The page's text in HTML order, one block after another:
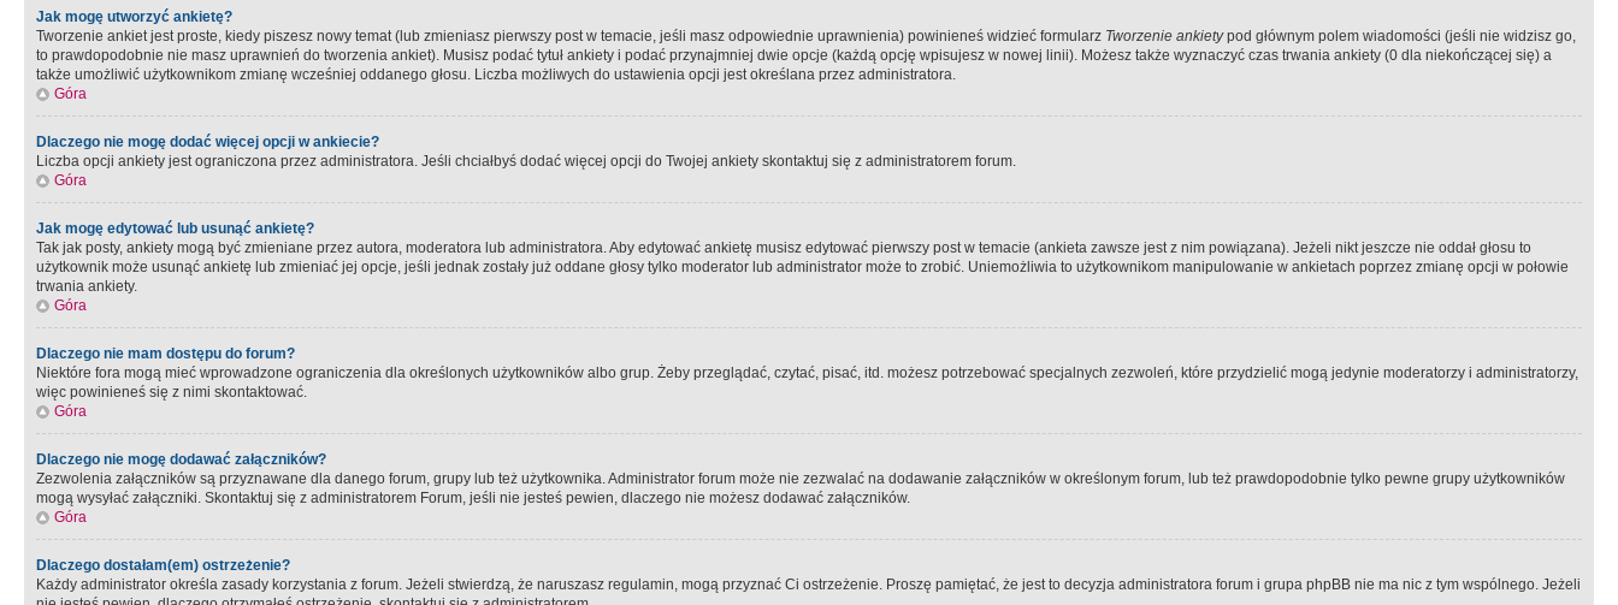
Jak mogę utworzyć ankietę?
Tworzenie ankiet jest proste, kiedy piszesz nowy temat (lub zmieniasz pierwszy post w temacie, jeśli masz odpowiednie uprawnienia) powinieneś widzieć formularz Tworzenie ankietypod głównym polem wiadomości (jeśli nie widzisz go,
to prawdopodobnie nie masz uprawnień do tworzenia ankiet). Musisz podać tytuł ankiety i podać przynajmniej dwie opcje (każdą opcję wpisujesz w nowej linii). Możesz także wyznaczyć czas trwania ankiety (0 dla niekończącej się) a
także umożliwić użytkownikom zmianę wcześniej oddanego głosu. Liczba możliwych do ustawienia opcji jest określana przez administratora.
Góra
Dlaczego nie mogę dodać więcej opcji w ankiecie?
Liczba opcji ankiety jest ograniczona przez administratora. Jeśli chciałbyś dodać więcej opcji do Twojej ankiety skontaktuj się z administratorem forum.
Góra
Jak mogę edytować lub usunąć ankietę?
Tak jak posty, ankiety mogą być zmieniane przez autora, moderatora lub administratora. Aby edytować ankietę musisz edytować pierwszy post w temacie (ankieta zawsze jest z nim powiązana). Jeżeli nikt jeszcze nie oddał głosu to
użytkownik może usunąć ankietę lub zmieniać jej opcje, jeśli jednak zostały już oddane głosy tylko moderator lub administrator może to zrobić. Uniemożliwia to użytkownikom manipulowanie w ankietach poprzez zmianę opcji w połowie
trwania ankiety.
Góra
Dlaczego nie mam dostępu do forum?
Niektóre fora mogą mieć wprowadzone ograniczenia dla określonych użytkowników albo grup. Żeby przeglądać, czytać, pisać, itd. możesz potrzebować specjalnych zezwoleń, które przydzielić mogą jedynie moderatorzy i administratorzy,
więc powinieneś się z nimi skontaktować.
Góra
Dlaczego nie mogę dodawać załączników?
Zezwolenia załączników są przyznawane dla danego forum, grupy lub też użytkownika. Administrator forum może nie zezwalać na dodawanie załączników w określonym forum, lub też prawdopodobnie tylko pewne grupy użytkowników
mogą wysyłać załączniki. Skontaktuj się z administratorem Forum, jeśli nie jesteś pewien, dlaczego nie możesz dodawać załączników.
Góra
Dlaczego dostałam(em) ostrzeżenie?
Każdy administrator określa zasady korzystania z forum. Jeżeli stwierdzą, że naruszasz regulamin, mogą przyznać Ci ostrzeżenie. Proszę pamiętać, że jest to decyzja administratora forum i grupa phpBB nie ma nic z tym wspólnego. Jeżeli